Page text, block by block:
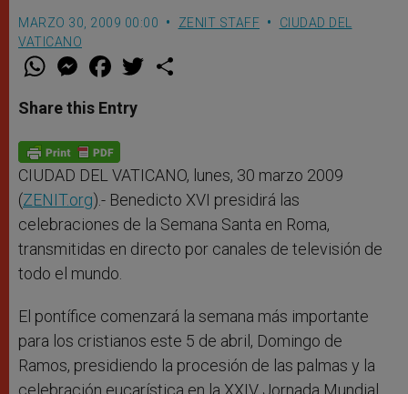
MARZO 30, 2009 00:00 ZENIT STAFF
CIUDAD DEL
VATICANO
W
t
s
p
p
M
e
s
e
g
e
r
F
a
e
b
o
k
w
Share this Entry
CIUDAD DEL VATICANO, lunes, 30 marzo 2009
(ZENIT.org).- Benedicto XVI presidirá las
celebraciones de la Semana Santa en Roma,
transmitidas en directo por canales de televisión de
todo el mundo.
El pontífice comenzará la semana más importante
para los cristianos este 5 de abril, Domingo de
Ramos, presidiendo la procesión de las palmas y la
celebración eucarística en la XXIV Jornada Mundial